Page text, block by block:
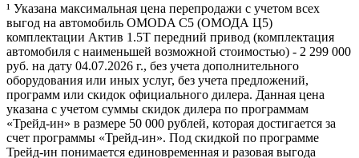
¹ Указана максимальная цена перепродажи с учетом всех
выгод на автомобиль OMODA C5 (ОМОДА Ц5)
комплектации Актив 1.5Т передний привод (комплектация
автомобиля с наименьшей возможной стоимостью) - 2 299 000
руб. на дату 04.07.2026 г., без учета дополнительного
оборудования или иных услуг, без учета предложений,
программ или скидок официального дилера. Данная цена
указана с учетом суммы скидок дилера по программам
«Трейд-ин» в размере 50 000 рублей, которая достигается за
счет программы «Трейд-ин». Под скидкой по программе
Трейд-ин понимается единовременная и разовая выгода